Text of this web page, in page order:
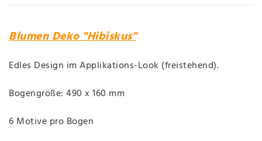
Blumen Deko "Hibiskus"
Edles Design im Applikations-Look (freistehend).
Bogengröße: 490 x 160 mm
6 Motive pro Bogen